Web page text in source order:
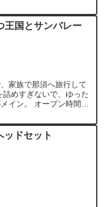
王国とサンバレー
家族で那須へ旅行して
めすぎないで、ゆった
イン。 オープン時間の
ドセット